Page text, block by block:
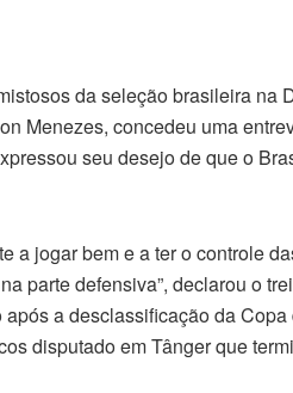
da seleção brasileira na
Menezes, concedeu uma
seu desejo de que o
a jogar bem e a ter o controle
parte defensiva”, declarou o
a desclassificação da
disputado em Tânger que